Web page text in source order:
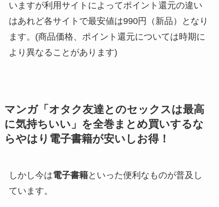
いますが利用サイトによってポイント還元の違い
はあれど各サイトで最安値は990円（新品）となり
ます。(商品価格、ポイント還元については時期に
より異なることがあります)
マンガ「 オタク友達とのセックスは最高
に気持ちいい 」を全巻まとめ買いするな
らやはり電子書籍が安いしお得！
しかし今は電子書籍といった便利なものが普及し
ています。